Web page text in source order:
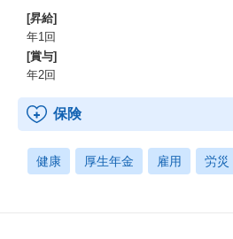
[昇給]
年1回
[賞与]
年2回
保険
健康 厚生年金 雇用 労災